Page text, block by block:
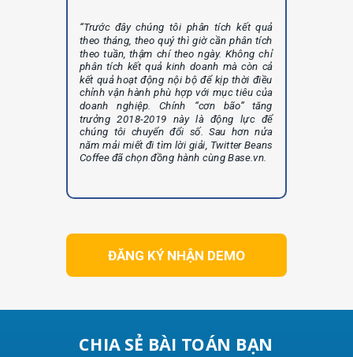
CHIA SẺ BÀI TOÁN BẠN
ĐĂNG KÝ NHẬN DEMO
“Trước đây chúng tôi phân tích kết quả
theo tháng, theo quý thì giờ cần phân tích
theo tuần, thậm chí theo ngày. Không chỉ
phân tích kết quả kinh doanh mà còn cả
kết quả hoạt động nội bộ để kịp thời điều
chỉnh vận hành phù hợp với mục tiêu của
doanh nghiệp. Chính “cơn bão” tăng
trưởng 2018-2019 này là động lực để
chúng tôi chuyển đổi số. Sau hơn nửa
năm mải miết đi tìm lời giải, Twitter Beans
Coffee đã chọn đồng hành cùng Base.vn.